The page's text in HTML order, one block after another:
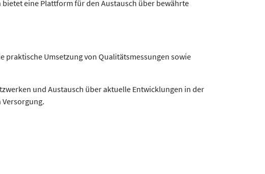
eine Plattform für den Austausch über bewährte
Umsetzung von Qualitätsmessungen sowie
und Austausch über aktuelle Entwicklungen in der